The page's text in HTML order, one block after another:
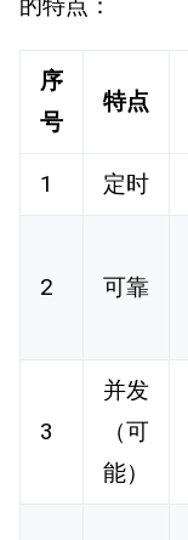
序
号
特点
1 定时
2 可靠
3
并发
（可
能）